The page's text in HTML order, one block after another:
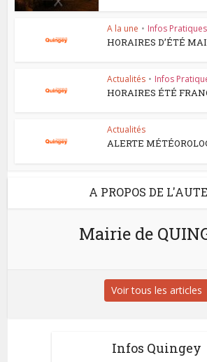
A la une • Infos Pratiques
HORAIRES D’ÉTÉ
Actualités • Infos
HORAIRES ÉTÉ
Actualités
ALERTE
A PROPOS DE
Mairie de
Voir tous les articles
Infos Quingey